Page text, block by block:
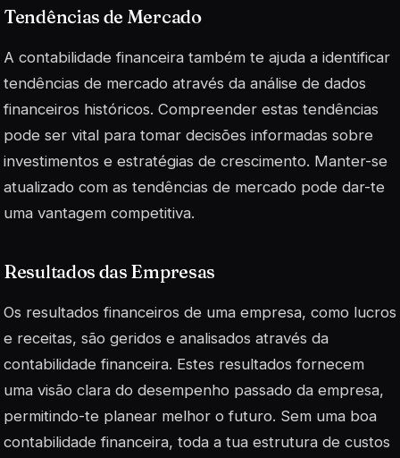
Tendências de Mercado
A contabilidade financeira também te ajuda a identificar
tendências de mercado através da análise de dados
financeiros históricos. Compreender estas tendências
pode ser vital para tomar decisões informadas sobre
investimentos e estratégias de crescimento. Manter-se
atualizado com as tendências de mercado pode dar-te
uma vantagem competitiva.
Resultados das Empresas
Os resultados financeiros de uma empresa, como lucros
e receitas, são geridos e analisados através da
contabilidade financeira. Estes resultados fornecem
uma visão clara do desempenho passado da empresa,
permitindo-te planear melhor o futuro. Sem uma boa
contabilidade financeira, toda a tua estrutura de custos